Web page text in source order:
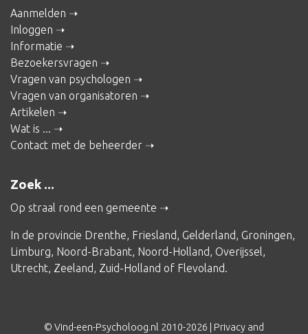
Aanmelden
Inloggen
Informatie
Bezoekersvragen
Vragen van psychologen
Vragen van organisatoren
Artikelen
Wat is ...
Contact met de beheerder
Zoek ...
Op straal rond een gemeente
In de provincie Drenthe Friesland Gelderland Groningen
Limburg Noord-Brabant Noord-Holland Overijssel
Utrecht Zeeland Zuid-Holland of Flevoland
© Vind-een-Psycholoog.nl 2010-2026 | Privacy and